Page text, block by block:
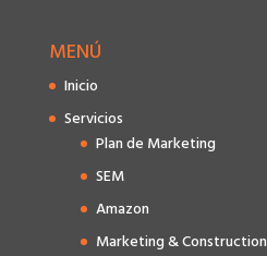
MENÚ
Inicio
Servicios
Plan de Marketing
SEM
Amazon
Marketing & Construction